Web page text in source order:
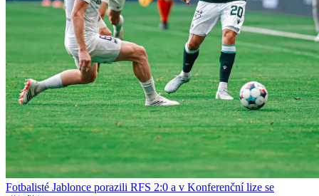
Fotbalisté Jablonce porazili RFS 2:0 a v Konferenční lize se